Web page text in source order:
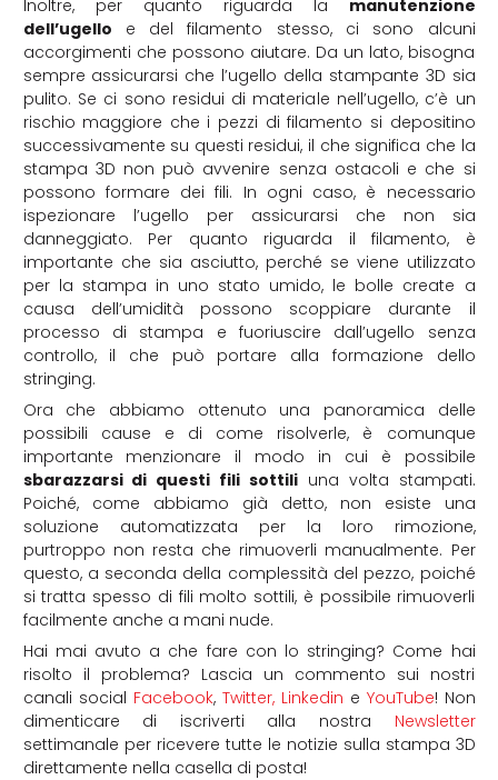
Inoltre, per quanto riguarda la manutenzione
dell’ugello e del filamento stesso, ci sono alcuni
accorgimenti che possono aiutare. Da un lato, bisogna
sempre assicurarsi che l’ugello della stampante 3D sia
pulito. Se ci sono residui di materiale nell’ugello, c’è un
rischio maggiore che i pezzi di filamento si depositino
successivamente su questi residui, il che significa che la
stampa 3D non può avvenire senza ostacoli e che si
possono formare dei fili. In ogni caso, è necessario
ispezionare l’ugello per assicurarsi che non sia
danneggiato. Per quanto riguarda il filamento, è
importante che sia asciutto, perché se viene utilizzato
per la stampa in uno stato umido, le bolle create a
causa dell’umidità possono scoppiare durante il
processo di stampa e fuoriuscire dall’ugello senza
controllo, il che può portare alla formazione dello
stringing.
Ora che abbiamo ottenuto una panoramica delle
possibili cause e di come risolverle, è comunque
importante menzionare il modo in cui è possibile
sbarazzarsi di questi fili sottiliuna volta stampati.
Poiché, come abbiamo già detto, non esiste una
soluzione automatizzata per la loro rimozione,
purtroppo non resta che rimuoverli manualmente. Per
questo, a seconda della complessità del pezzo, poiché
si tratta spesso di fili molto sottili, è possibile rimuoverli
facilmente anche a mani nude.
Hai mai avuto a che fare con lo stringing? Come hai
risolto il problema? Lascia un commento sui nostri
canali social Facebook, Twitter, Linkedin e YouTube! Non
dimenticare di iscriverti alla nostra Newsletter
settimanale per ricevere tutte le notizie sulla stampa 3D
direttamente nella casella di posta!